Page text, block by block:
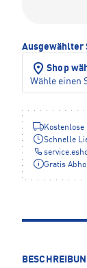
Ausgewählter
Shop
Wähle einen
Kostenlose
Schnelle
Gratis